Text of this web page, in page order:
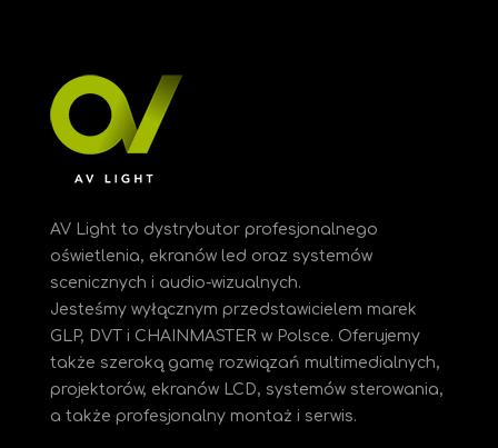
AV Light to dystrybutor profesjonalnego
oświetlenia, ekranów led oraz systemów
scenicznych i audio-wizualnych.
Jesteśmywyłącznym przedstawicielem marek
GLP, DVT i CHAINMASTER w Polsce. Oferujemy
także szeroką gamę rozwiązań multimedialnych,
projektorów, ekranów LCD, systemów sterowania,
a także profesjonalny montaż i serwis.